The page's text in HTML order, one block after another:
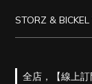
STORZ &
全店，【線上